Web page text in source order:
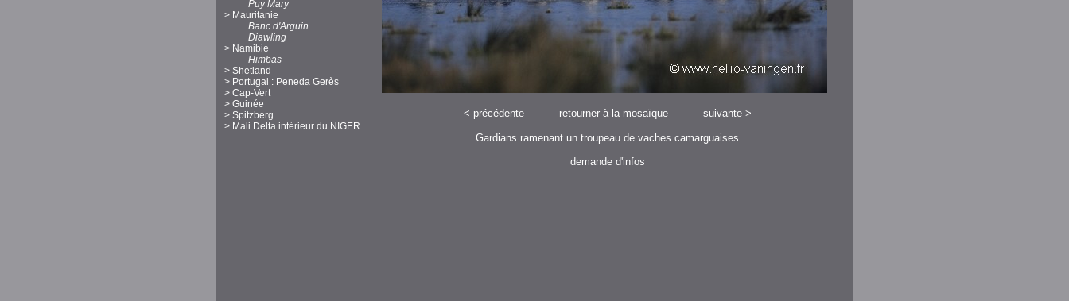
Puy Mary
> Mauritanie
Banc d'Arguin
Diawling
> Namibie
Himbas
> Shetland
> Portugal : Peneda Gerès
> Cap-Vert
> Guinée
> Spitzberg
> Mali Delta intérieur du NIGER
< précédente retourner à la mosaïque suivante>
Gardians ramenant un troupeau de vaches camarguaises
demande d'infos